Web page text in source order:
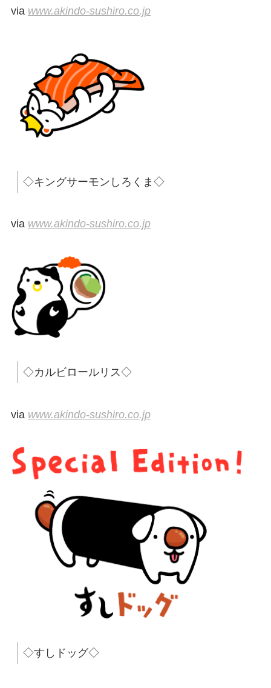
via www.akindo-sushiro.co.jp
◇キングサーモンしろくま◇
via www.akindo-sushiro.co.jp
◇カルビロールリス◇
via www.akindo-sushiro.co.jp
◇すしドッグ◇